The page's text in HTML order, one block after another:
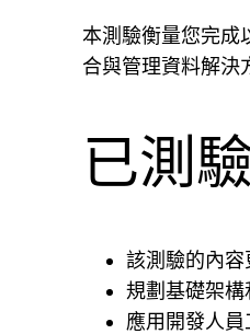
本測驗衡量您完成
合與管理資料解決
已測
該測驗的內
規劃基礎架
應用開發人